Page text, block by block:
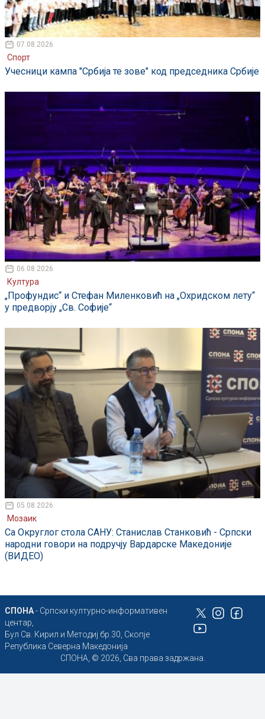
07.08.2026
Спорт
Учесници кампа "Србија те зове" код председника Србије
06.08.2026
Култура
„Профундис“ и Стефан Миленковић на „Охридском лету“
у предворју „Св. Софије“
05.08.2026
Мозаик
Са Округлог стола САНУ: Станислав Станковић - Српски
народни говори на подручју Вардарске Македоније
(ВИДЕО)
СПОНА- Српски културно-информативен
центар,
Бул Св. Кирил и Методиј бр.30, Скопје
Република Северна Македонија
СПОНА, © 2026, Сва права задржана.